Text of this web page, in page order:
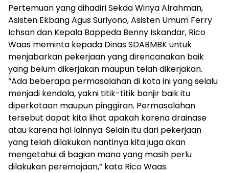
Pertemuan yang dihadiri Sekda Wiriya Alrahman,
Asisten Ekbang Agus Suriyono, Asisten Umum Ferry
Ichsan dan Kepala Bappeda Benny Iskandar, Rico
Waas meminta kepada Dinas SDABMBK untuk
menjabarkan pekerjaan yang direncanakan baik
yang belum dikerjakan maupun telah dikerjakan.
“Ada beberapa permasalahan di kota ini yang selalu
menjadi kendala, yakni titik-titik banjir baik itu
diperkotaan maupun pinggiran. Permasalahan
tersebut dapat kita lihat apakah karena drainase
atau karena hal lainnya. Selain itu dari pekerjaan
yang telah dilakukan nantinya kita juga akan
mengetahui di bagian mana yang masih perlu
dilakukan peremajaan,” kata Rico Waas.